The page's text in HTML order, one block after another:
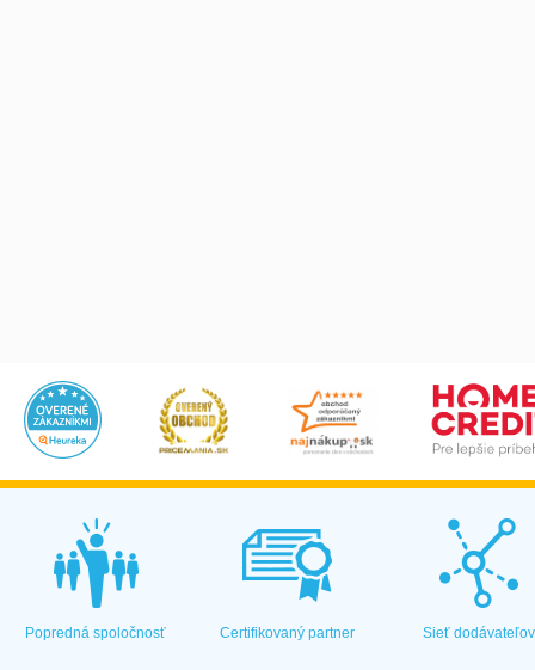
Popredná spoločnosť Certifikovaný partner Sieť dodávateľov